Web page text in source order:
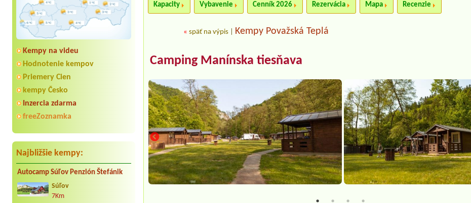
Kempy na videu
Hodnotenie kempov
Priemery Cien
kempy Česko
Inzercia zdarma
freeZoznamka
Najbližšie kempy:
Autocamp Súľov Penzión Štefánik
Súľov
7Km
Kapacity Vybavenie Cenník 2026 Rezervácia Mapa Recenzie
«späť na výpis Kempy Považská Teplá
Camping Manínska tiesňava